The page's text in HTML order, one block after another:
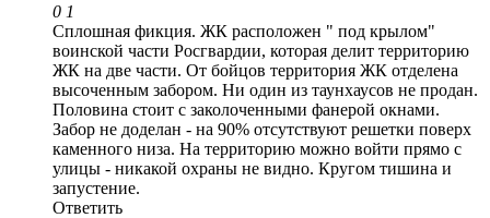
0 1
Сплошная фикция. ЖК расположен " под крылом"
воинской части Росгвардии, которая делит территорию
ЖК на две части. От бойцов территория ЖК отделена
высоченным забором. Ни один из таунхаусов не продан.
Половина стоит с заколоченными фанерой окнами.
Забор не доделан - на 90% отсутствуют решетки поверх
каменного низа. На территорию можно войти прямо с
улицы - никакой охраны не видно. Кругом тишина и
запустение.
Ответить